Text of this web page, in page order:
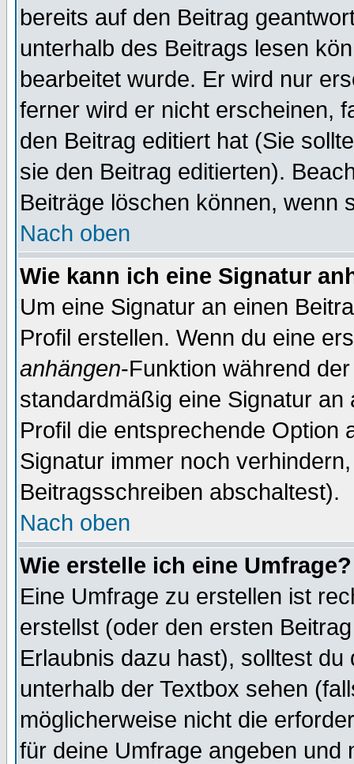
bereits auf den Beitrag
unterhalb des Beitrags lesen
bearbeitet wurde. Er wird nur
ferner wird er nicht erscheinen,
den Beitrag editiert hat (Sie
sie den Beitrag editierten).
Beiträge löschen können, wenn
Nach oben
Wie kann ich eine Signatur
Um eine Signatur an einen
Profil erstellen. Wenn du eine
anhängen-Funktion während
standardmäßig eine Signatur
Profil die entsprechende Option
Signatur immer noch
Beitragsschreiben abschaltest).
Nach oben
Wie erstelle ich eine Umfrage?
Eine Umfrage zu erstellen ist
erstellst (oder den ersten
Erlaubnis dazu hast), solltest
unterhalb der Textbox sehen
möglicherweise nicht die
für deine Umfrage angeben und